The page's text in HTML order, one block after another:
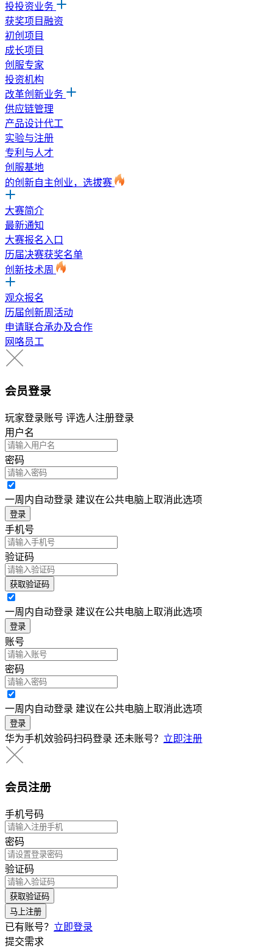
投投资业务
获奖项目融资
初创项目
成长项目
创服专家
投资机构
改革创新业务
供应链管理
产品设计代工
实验与注册
专利与人才
创服基地
的创新自主创业，选拔赛
大赛简介
最新通知
大赛报名入口
历届决赛获奖名单
创新技术周
观众报名
历届创新周活动
申请联合承办及合作
网咯员工
会员登录
玩家登录账号 评选人注册登录
用户名
密码
一周内自动登录 建议在公共电脑上取消此选项
登录
手机号
验证码
获取验证码
一周内自动登录 建议在公共电脑上取消此选项
登录
账号
密码
一周内自动登录 建议在公共电脑上取消此选项
登录
华为手机效验码扫码登录 还未账号？ 立即注册
会员注册
手机号码
密码
验证码
获取验证码
马上注册
已有账号？ 立即登录
提交需求